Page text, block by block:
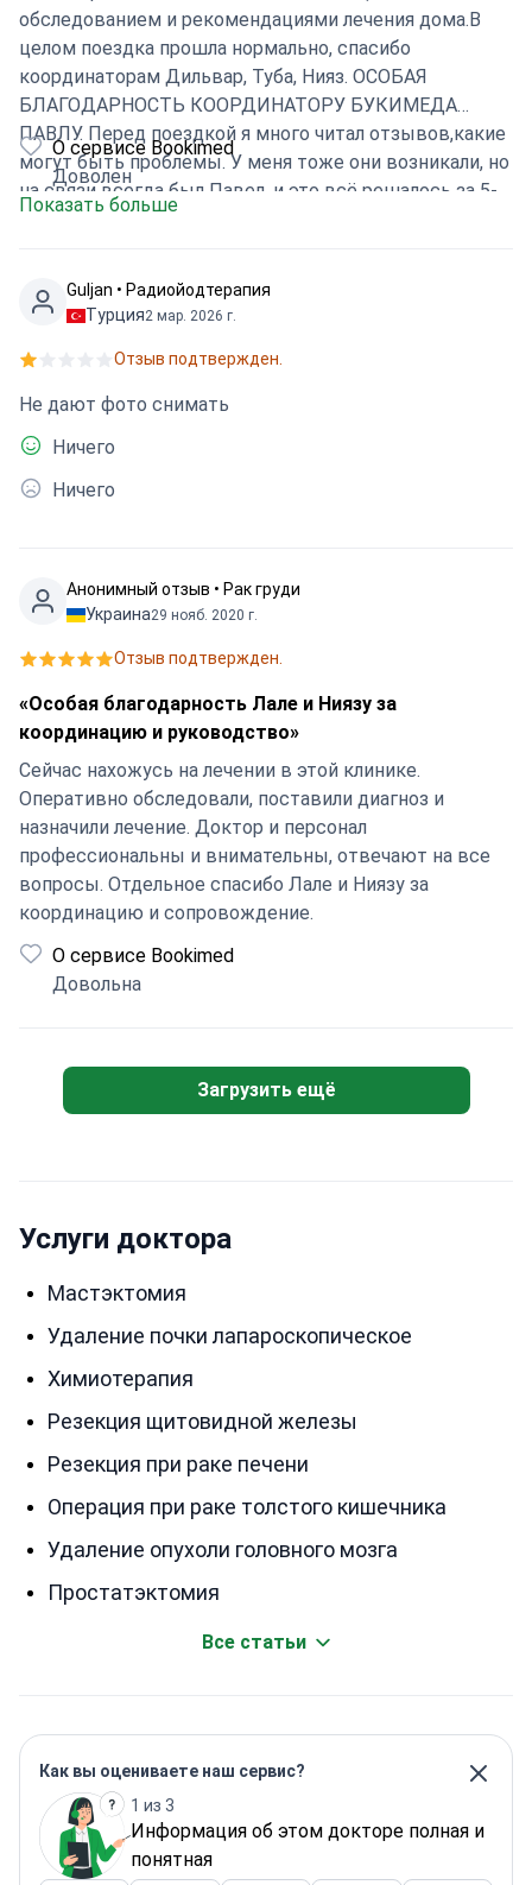
обследованием и рекомендациями лечения дома.В
целом поездка прошла нормально, спасибо
координаторам Дильвар, Туба, Нияз. ОСОБАЯ
БЛАГОДАРНОСТЬ КООРДИНАТОРУ БУКИМЕДА
ПАВЛУ. Перед поездкой я много читал отзывов,какие
могут быть проблемы. У меня тоже они возникали, но
на связи всегда был Павел, и это всё решалось за 5-
10 минут, без преувеличения. Через 3-4 месяца, если
О сервисе Bookimed
Доволен
Показать больше
Guljan • Радиойодтерапия
Турция2 мар. 2026 г.
Отзыв подтвержден.
Не дают фото снимать
Ничего
Ничего
Анонимный отзыв • Рак груди
Украина29 нояб. 2020 г.
Отзыв подтвержден.
«Особая благодарность Лале и Ниязу за
координацию и руководство»
Сейчас нахожусь на лечении в этой клинике.
Оперативно обследовали, поставили диагноз и
назначили лечение. Доктор и персонал
профессиональны и внимательны, отвечают на все
вопросы. Отдельное спасибо Лале и Ниязу за
координацию и сопровождение.
О сервисе Bookimed
Довольна
Загрузить ещё
Услуги доктора
Мастэктомия
Удаление почки лапароскопическое
Химиотерапия
Резекция щитовидной железы
Резекция при раке печени
Операция при раке толстого кишечника
Удаление опухоли головного мозга
Простатэктомия
Все статьи
Как вы оцениваете наш сервис?
1 из 3
Информация об этом докторе полная и
понятная